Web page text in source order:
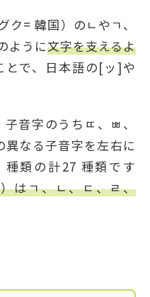
ク= 韓国）のㄴやㄱ、
ように文字を支えるよ
とで、日本語の[ッ]や
音字のうちㄸ、ㅃ、
異なる子音字を左右に
類の計27 種類です
はㄱ、ㄴ、ㄷ、ㄹ、